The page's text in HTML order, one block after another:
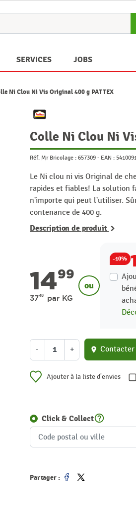
SERVICES JOBS
Ni Clou Ni Vis Original 400 g PATTEX
Colle Ni Clou Ni
Réf. Mr Bricolage : 657309 - EAN :
Le Ni clou ni vis Original de
rapides et fiables! La solution
n'importe qui peut l'utiliser.
contenance de 400 g.
Description de produit
1499
3748 par KG
ou
-10%
- + location_on Contacter
Ajouter à la liste d'envies
Click & Collecthelp_outline
Partager :